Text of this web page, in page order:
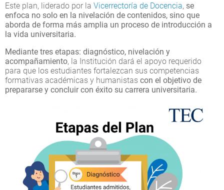
Este plan, liderado por la Vicerrectoría de Docencia, se
enfoca no solo en la nivelación de contenidos, sino que
aborda de forma más amplia un proceso de introducción a
la vida universitaria.
Mediante tres etapas: diagnóstico, nivelación y
acompañamiento, la Institución dará el apoyo requerido
para que los estudiantes fortalezcan sus competencias
formativas académicas y humanistas con el objetivo de
prepararse y concluir con éxito su carrera universitaria.